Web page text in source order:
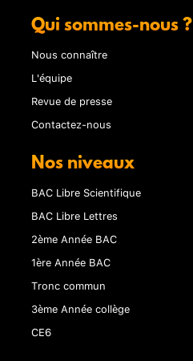
Qui sommes-nous ?
Nous connaître
L'équipe
Revue de presse
Contactez-nous
Nos niveaux
BAC Libre Scientifique
BAC Libre Lettres
2ème Année BAC
1ère Année BAC
Tronc commun
3ème Année collège
CE6